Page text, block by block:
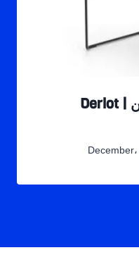
Lerod كرسي بذراعين من Derlot |